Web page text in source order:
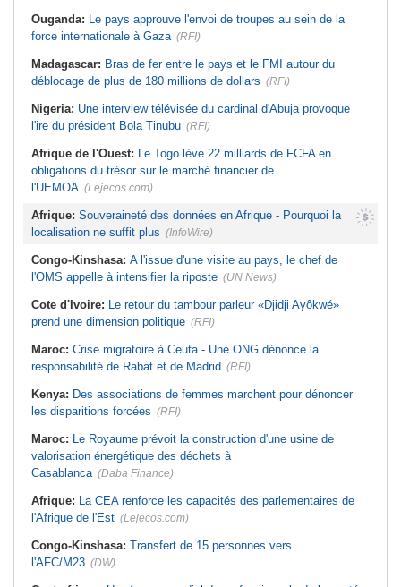
Ouganda: Le pays approuve l'envoi de troupes au sein de la
force internationale à Gaza (RFI)
Madagascar: Bras de fer entre le pays et le FMI autour du
déblocage de plus de 180 millions de dollars (RFI)
Nigeria: Une interview télévisée du cardinal d'Abuja provoque
l'ire du président Bola Tinubu (RFI)
Afrique de l'Ouest: Le Togo lève 22 milliards de FCFA en
obligations du trésor sur le marché financier de
l'UEMOA (Lejecos.com)
Afrique: Souveraineté des données en Afrique - Pourquoi la
localisation ne suffit plus (InfoWire)
Congo-Kinshasa: A l'issue d'une visite au pays, le chef de
l'OMS appelle à intensifier la riposte (UN News)
Cote d'Ivoire: Le retour du tambour parleur «Djidji Ayôkwé»
prend une dimension politique (RFI)
Maroc: Crise migratoire à Ceuta - Une ONG dénonce la
responsabilité de Rabat et de Madrid (RFI)
Kenya: Des associations de femmes marchent pour dénoncer
les disparitions forcées (RFI)
Maroc: Le Royaume prévoit la construction d'une usine de
valorisation énergétique des déchets à
Casablanca (Daba Finance)
Afrique: La CEA renforce les capacités des parlementaires de
l'Afrique de l'Est (Lejecos.com)
Congo-Kinshasa: Transfert de 15 personnes vers
l'AFC/M23 (DW)